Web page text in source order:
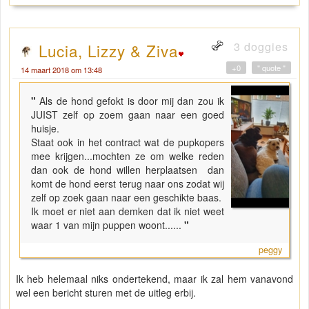
Lucia, Lizzy & Ziva 3 doggies
14 maart 2018 om 13:48 " quote "
+0
"Als de hond gefokt is door mij dan zou ik
JUIST zelf op zoem gaan naar een goed
huisje.
Staat ook in het contract wat de pupkopers
mee krijgen...mochten ze om welke reden
dan ook de hond willen herplaatsen dan
komt de hond eerst terug naar ons zodat wij
zelf op zoek gaan naar een geschikte baas.
Ik moet er niet aan demken dat ik niet weet
waar 1 van mijn puppen woont...... "
peggy
Ik heb helemaal niks ondertekend, maar ik zal hem vanavond
wel een bericht sturen met de uitleg erbij.